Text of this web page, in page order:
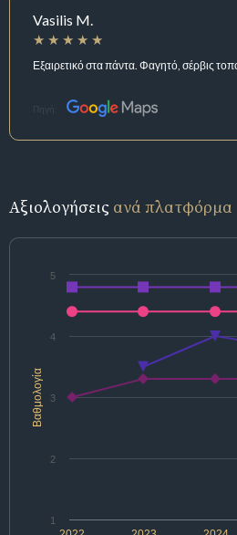
Vasilis M.
Εξαιρετικό στα πάντα. Φαγητό, σέρβις
Πηγή:
Αξιολογήσεις ανά πλατφόρμα
Βαθμολογία
1
2
3
4
5